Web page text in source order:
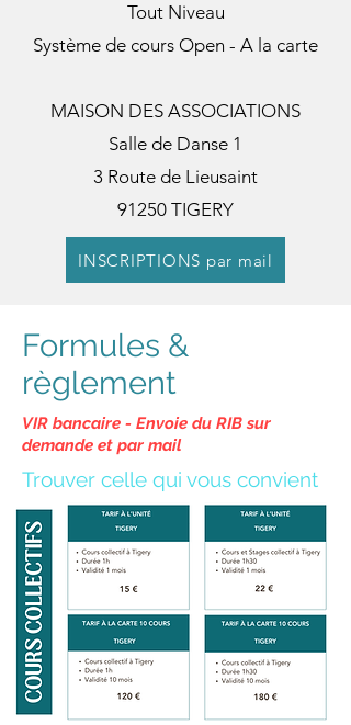
Tout Niveau
Système de cours Open - A la carte
MAISON DES ASSOCIATIONS
Salle de Danse 1
3 Route de Lieusaint
91250 TIGERY
INSCRIPTIONS par mail
Formules &
règlement
VIR bancaire - Envoie du RIB sur
demande et par mail
Trouver celle qui vous convient